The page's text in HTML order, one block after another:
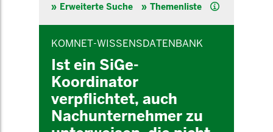
Erweiterte Suche Themenliste Hilfe
KOMNET-WISSENSDATENBANK
Ist ein SiGe-
Koordinator
verpflichtet, auch
Nachunternehmer zu